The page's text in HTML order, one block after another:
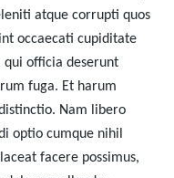
atque corrupti quos
occaecati cupiditate
qui officia deserunt
fuga. Et harum
Nam libero
optio cumque nihil
facere possimus,